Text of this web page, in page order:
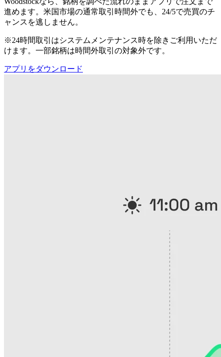
進めます。米国市場の通常取引時間外でも、24/5で売買のチ
ャンスを逃しません。
※24時間取引はシステムメンテナンス時を除きご利用いただ
けます。一部銘柄は時間外取引の対象外です。
アプリをダウンロード